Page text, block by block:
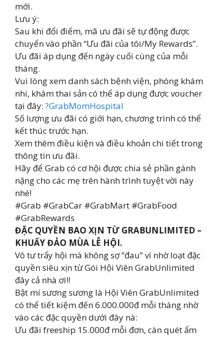
mới.
Lưu ý:
Sau khi đổi điểm, mã ưu đãi sẽ tự động được
chuyển vào phần “Ưu đãi của tôi/My Rewards”.
Ưu đãi áp dụng đến ngày cuối cùng của mỗi
tháng.
Vui lòng xem danh sách bệnh viện, phòng khám
nhi, khám thai sản có thể áp dụng được voucher
tại đây: ?GrabMomHospital
Số lượng ưu đãi có giới hạn, chương trình có thể
kết thúc trước hạn.
Xem thêm điều kiện và điều khoản chi tiết trong
thông tin ưu đãi.
Hãy để Grab có cơ hội được chia sẻ phần gánh
nặng cho các mẹ trên hành trình tuyệt vời này
nhé!
#Grab #GrabCar #GrabMart #GrabFood
#GrabRewards
ĐẶC QUYỀN BAO XỊN TỪ GRABUNLIMITED –
KHUẤY ĐẢO MÙA LỄ HỘI.
Vô tư trẩy hội mà không sợ “đau” ví nhờ loạt đặc
quyền siêu xịn từ Gói Hội Viên GrabUnlimited
đây cả nhà ơi!!
Bật mí sương sương là Hội Viên GrabUnlimited
có thể tiết kiệm đến 6.000.000đ mỗi tháng nhờ
vào các đặc quyền dưới đây nà:
Ưu đãi freeship 15.000đ mỗi đơn, càn quét ẩm